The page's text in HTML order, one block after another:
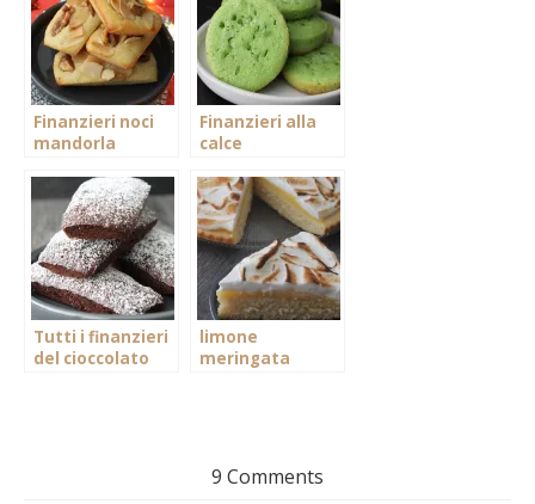
Finanzieri noci
mandorla
Finanzieri alla
calce
Tutti i finanzieri
del cioccolato
limone
meringata
9 Comments